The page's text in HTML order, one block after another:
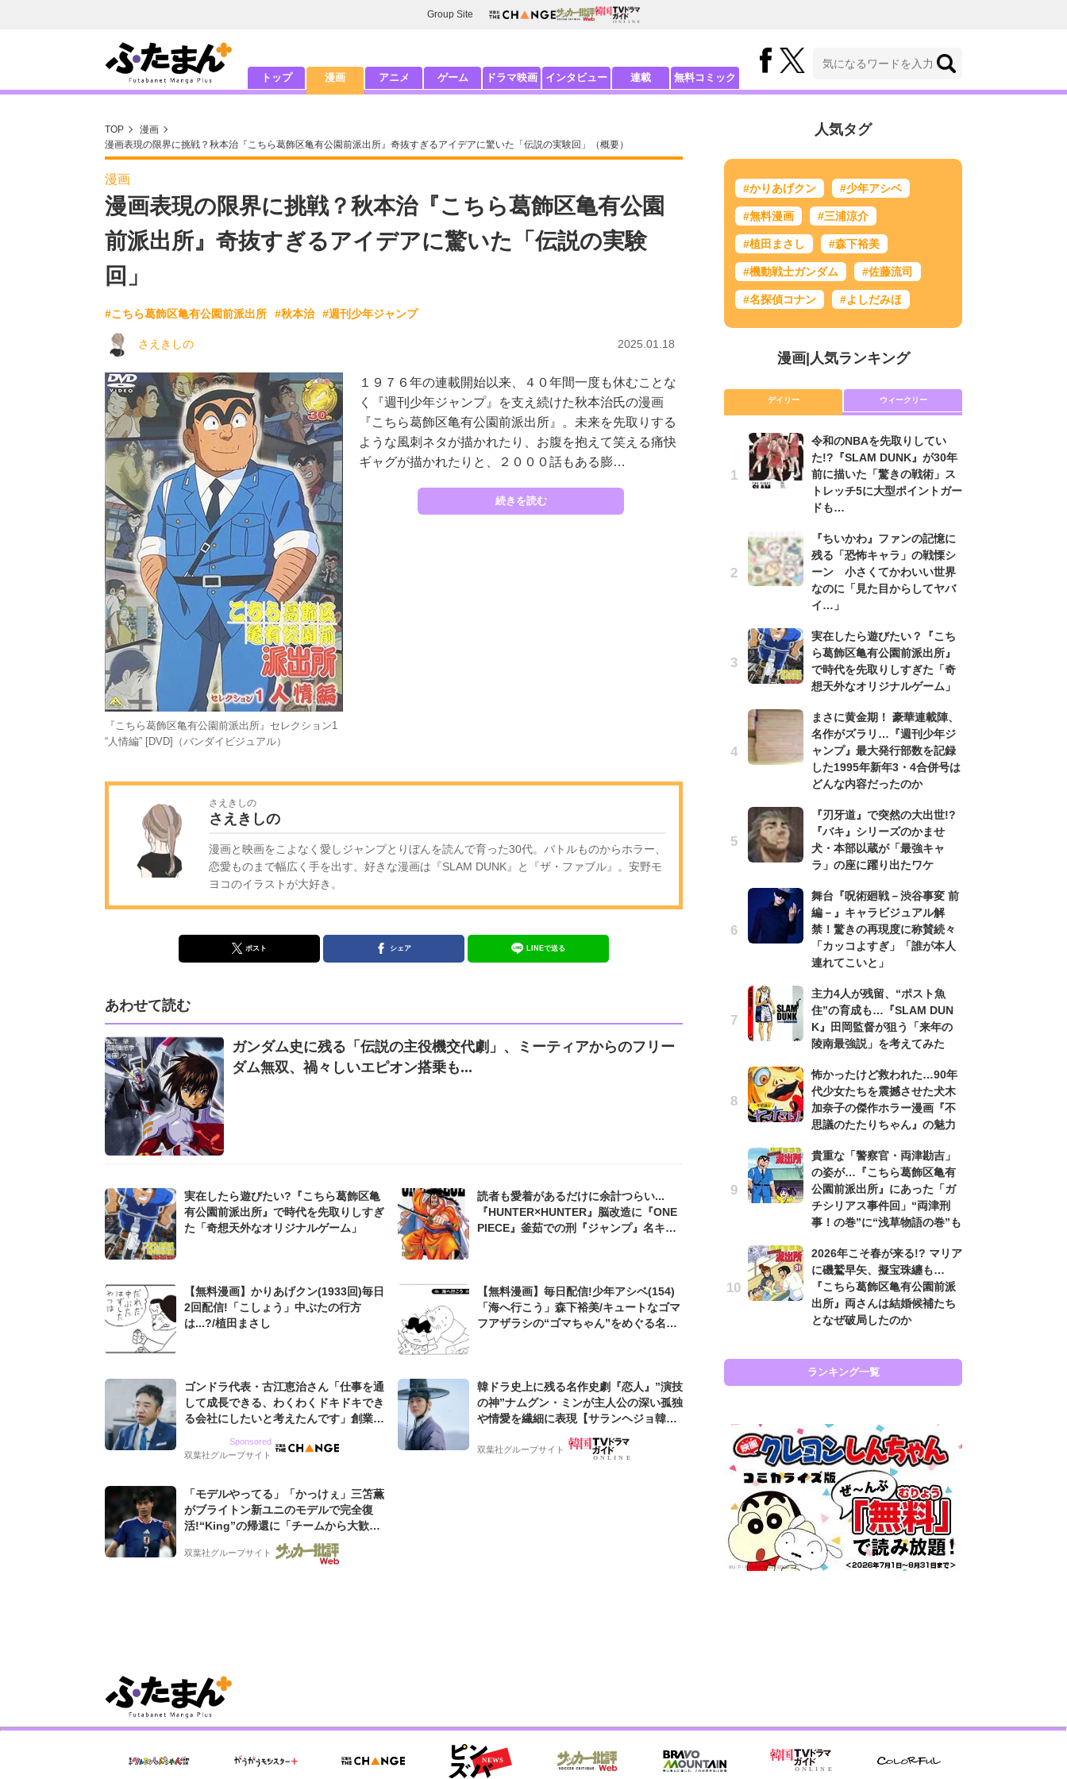
Group Site
トップ 漫画 アニメ ゲーム ドラマ映画 インタビュー 連載 無料コミック
TOP
漫画
漫画表現の限界に挑戦？秋本治『こちら葛飾区亀有公園前派出所』奇抜すぎるアイデアに驚いた「伝説の実験回」（概要）
漫画
漫画表現の限界に挑戦？秋本治『こちら葛飾区亀有公園
前派出所』奇抜すぎるアイデアに驚いた「伝説の実験
回」
#こちら葛飾区亀有公園前派出所 #秋本治 #週刊少年ジャンプ
さえきしの 2025.01.18
『こちら葛飾区亀有公園前派出所』セレクション1
“人情編” [DVD]（バンダイビジュアル）
１９７６年の連載開始以来、４０年間一度も休むことな
く『週刊少年ジャンプ』を支え続けた秋本治氏の漫画
『こちら葛飾区亀有公園前派出所』。未来を先取りする
ような風刺ネタが描かれたり、お腹を抱えて笑える痛快
ギャグが描かれたりと、２０００話もある膨…
続きを読む
さえきしの
さえきしの
漫画と映画をこよなく愛しジャンプとりぼんを読んで育った30代。バトルものからホラー、
恋愛ものまで幅広く手を出す。好きな漫画は『SLAM DUNK』と『ザ・ファブル』。安野モ
ヨコのイラストが大好き。
ポスト シェア LINEで送る
あわせて読む
ガンダム史に残る「伝説の主役機交代劇」、ミーティアからのフリー
ダム無双、禍々しいエピオン搭乗も...
実在したら遊びたい?『こちら葛飾区亀
有公園前派出所』で時代を先取りしすぎ
た「奇想天外なオリジナルゲーム」
読者も愛着があるだけに余計つらい...
『HUNTER×HUNTER』脳改造に『ONE
PIECE』釜茹での刑『ジャンプ』名キャ
【無料漫画】かりあげクン(1933回)毎日
2回配信!「こしょう」中ぶたの行方
は...?/植田まさし
【無料漫画】毎日配信!少年アシベ(154)
「海へ行こう」森下裕美/キュートなゴマ
フアザラシの“ゴマちゃん”をめぐる名作
ゴンドラ代表・古江恵治さん「仕事を通
して成長できる、わくわくドキドキでき
る会社にしたいと考えたんです」創業来
グ会社のアイデンティティ
Sponsored
双葉社グループサイト
韓ドラ史上に残る名作史劇『恋人』”演技
の神”ナムグン・ミンが主人公の深い孤独
や情愛を繊細に表現【サランヘジョ韓ド
双葉社グループサイト
「モデルやってる」「かっけぇ」三笘薫
がブライトン新ユニのモデルで完全復
活!“King”の帰還に「チームから大歓迎
されてる」「元気な姿見れて...」
双葉社グループサイト
人気タグ
#かりあげクン #少年アシベ
#無料漫画 #三浦涼介
#植田まさし #森下裕美
#機動戦士ガンダム #佐藤流司
#名探偵コナン #よしだみほ
漫画| 人気ランキング
デイリー ウィークリー
令和のNBAを先取りしてい
た!?『SLAM DUNK』が30年
前に描いた「驚きの戦術」ス
トレッチ5に大型ポイントガー
ドも…
『ちいかわ』ファンの記憶に
残る「恐怖キャラ」の戦慄シ
ーン 小さくてかわいい世界
なのに「見た目からしてヤバ
イ…」
実在したら遊びたい？『こち
ら葛飾区亀有公園前派出所』
で時代を先取りしすぎた「奇
想天外なオリジナルゲーム」
まさに黄金期！ 豪華連載陣、
名作がズラリ…『週刊少年ジ
ャンプ』最大発行部数を記録
した1995年新年3・4合併号は
どんな内容だったのか
『刃牙道』で突然の大出世!?
『バキ』シリーズのかませ
犬・本部以蔵が「最強キャ
ラ」の座に躍り出たワケ
舞台『呪術廻戦－渋谷事変 前
編－』キャラビジュアル解
禁！驚きの再現度に称賛続々
「カッコよすぎ」「誰が本人
連れてこいと」
主力4人が残留、“ポスト魚
住”の育成も…『SLAM DUN
K』田岡監督が狙う「来年の
陵南最強説」を考えてみた
怖かったけど救われた…90年
代少女たちを震撼させた犬木
加奈子の傑作ホラー漫画『不
思議のたたりちゃん』の魅力
貴重な「警察官・両津勘吉」
の姿が…『こちら葛飾区亀有
公園前派出所』にあった「ガ
チシリアス事件回」“両津刑
事！の巻”に“浅草物語の巻”も
2026年こそ春が来る!? マリア
に磯鷲早矢、擬宝珠纏も…
『こちら葛飾区亀有公園前派
出所』両さんは結婚候補たち
となぜ破局したのか
ランキング一覧